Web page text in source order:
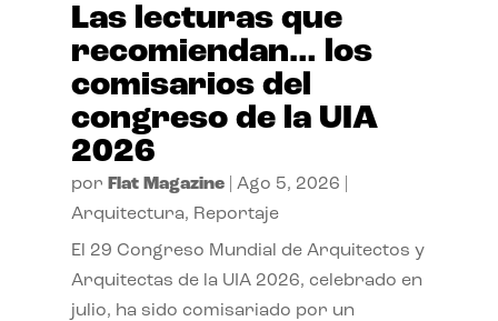
Las lecturas que
recomiendan… los
comisarios del
congreso de la UIA
2026
por Flat Magazine| Ago 5, 2026
Arquitectura, Reportaje
El 29 Congreso Mundial de Arquitectos y
Arquitectas de la UIA 2026, celebrado en
julio, ha sido comisariado por un